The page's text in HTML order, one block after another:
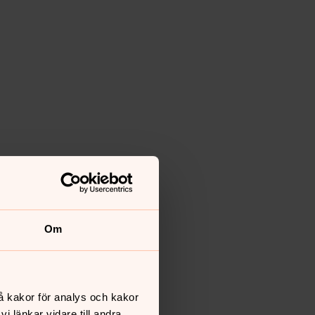
Om
kakor för analys och kakor